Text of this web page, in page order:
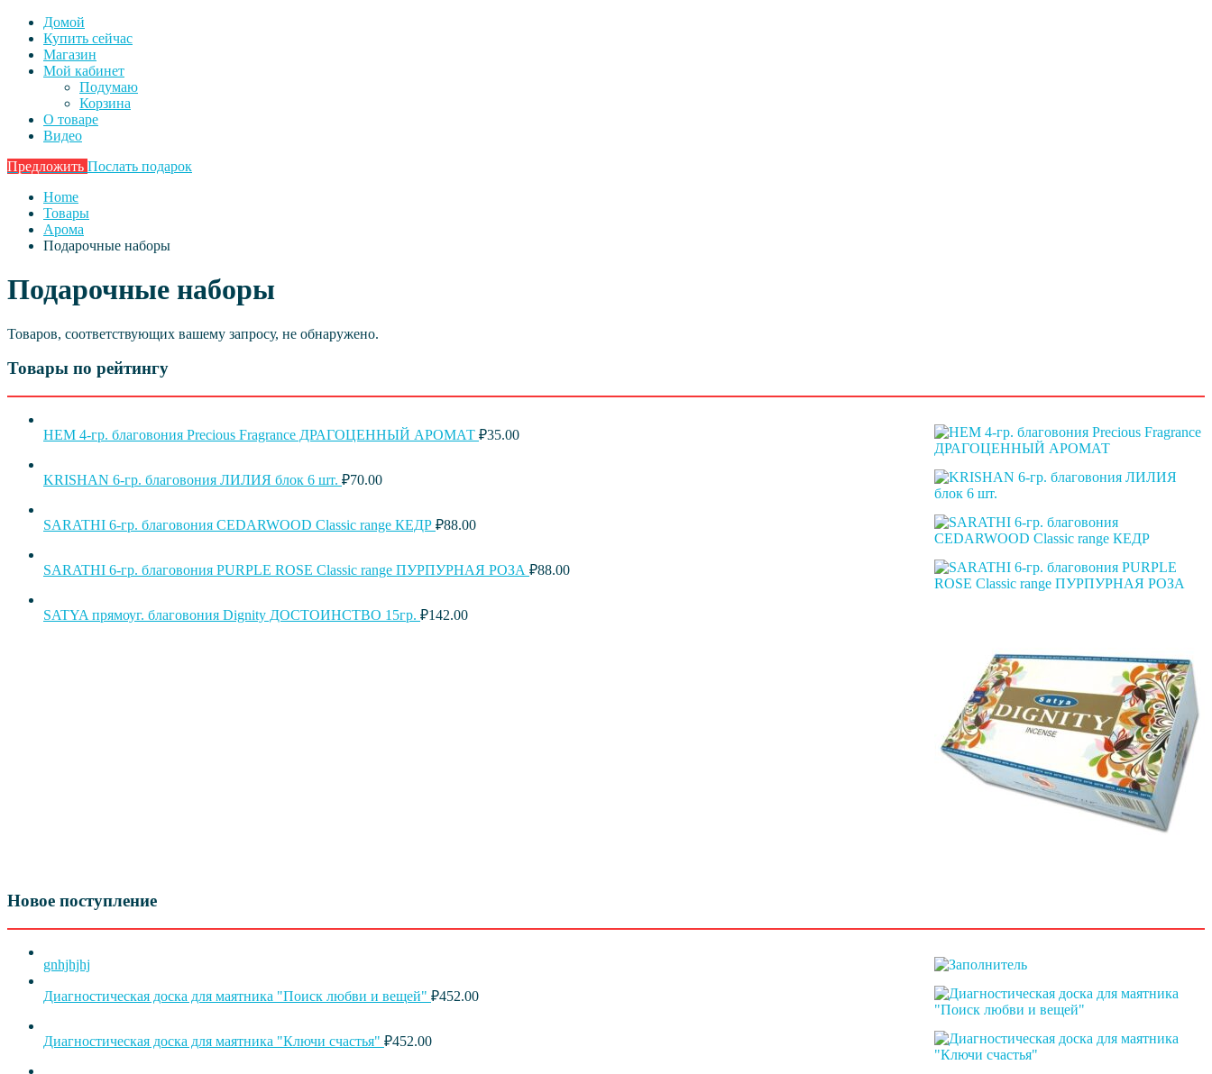
Домой
Купить сейчас
Магазин
Мой кабинет
Подумаю
Корзина
О товаре
Видео
Предложить Послать подарок
Home
Товары
Арома
Подарочные наборы
Подарочные наборы
Товаров, соответствующих вашему запросу, не обнаружено.
Товары по рейтингу
HEM 4-гр. благовония Precious Fragrance ДРАГОЦЕННЫЙ АРОМАТ ₽35.00
KRISHAN 6-гр. благовония ЛИЛИЯ блок 6 шт. ₽70.00
SARATHI 6-гр. благовония CEDARWOOD Classic range КЕДР ₽88.00
SARATHI 6-гр. благовония PURPLE ROSE Classic range ПУРПУРНАЯ РОЗА ₽88.00
SATYA прямоуг. благовония Dignity ДОСТОИНСТВО 15гр. ₽142.00
Новое поступление
gnhjhjhj
Диагностическая доска для маятника "Поиск любви и вещей" ₽452.00
Диагностическая доска для маятника "Ключи счастья" ₽452.00